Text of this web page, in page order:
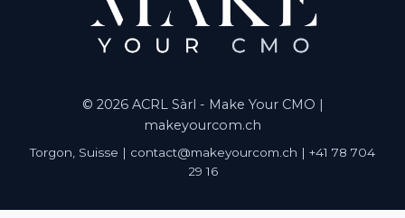
© 2026 ACRL Sàrl - Make Your CMO |
makeyourcom.ch
Torgon, Suisse | contact@makeyourcom.ch | +41 78 704
29 16